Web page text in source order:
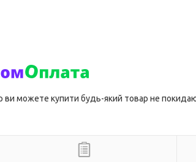
ви можете купити будь-який товар не